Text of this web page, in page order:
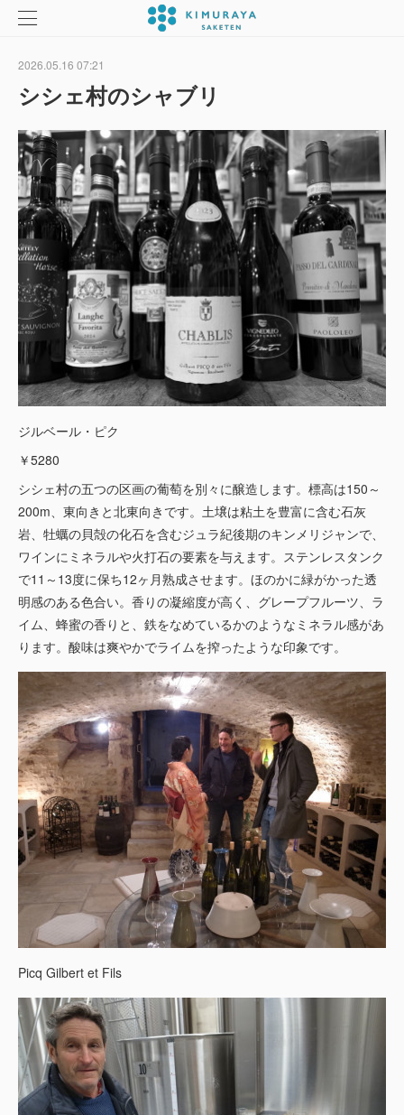
2026.05.16 07:21
シシェ村のシャブリ
ジルベール・ピク
￥5280
シシェ村の五つの区画の葡萄を別々に醸造します。標高は150～
200m、東向きと北東向きです。土壌は粘土を豊富に含む石灰
岩、牡蠣の貝殻の化石を含むジュラ紀後期のキンメリジャンで、
ワインにミネラルや火打石の要素を与えます。ステンレスタンク
で11～13度に保ち12ヶ月熟成させます。ほのかに緑がかった透
明感のある色合い。香りの凝縮度が高く、グレープフルーツ、ラ
イム、蜂蜜の香りと、鉄をなめているかのようなミネラル感があ
ります。酸味は爽やかでライムを搾ったような印象です。
Picq Gilbert et Fils